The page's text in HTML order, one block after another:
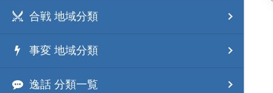
合戦 地域分類
事変 地域分類
逸話 分類一覧